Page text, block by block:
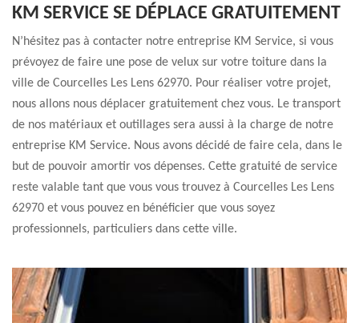
KM SERVICE SE DÉPLACE GRATUITEMENT
N’hésitez pas à contacter notre entreprise KM Service, si vous
prévoyez de faire une pose de velux sur votre toiture dans la
ville de Courcelles Les Lens 62970. Pour réaliser votre projet,
nous allons nous déplacer gratuitement chez vous. Le transport
de nos matériaux et outillages sera aussi à la charge de notre
entreprise KM Service. Nous avons décidé de faire cela, dans le
but de pouvoir amortir vos dépenses. Cette gratuité de service
reste valable tant que vous vous trouvez à Courcelles Les Lens
62970 et vous pouvez en bénéficier que vous soyez
professionnels, particuliers dans cette ville.